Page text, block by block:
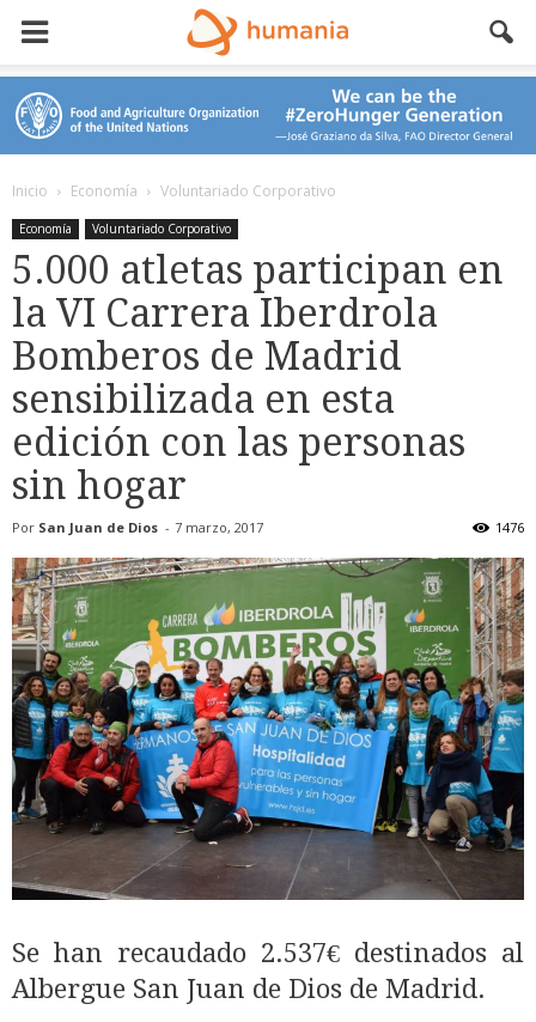
Inicio Economía Voluntariado Corporativo
Economía Voluntariado Corporativo
5.000 atletas participan en
la VI Carrera Iberdrola
Bomberos de Madrid
sensibilizada en esta
edición con las personas
sin hogar
Por San Juan de Dios - 7 marzo, 2017 1476
Se han recaudado 2.537€ destinados al
Albergue San Juan de Dios de Madrid.